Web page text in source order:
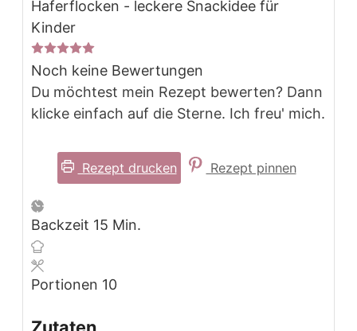
Haferflocken - leckere Snackidee für
Kinder
Noch keine Bewertungen
Du möchtest mein Rezept bewerten? Dann
klicke einfach auf die Sterne. Ich freu' mich.
Rezept drucken Rezept pinnen
Backzeit 15 Minuten
Min.
Portionen 10